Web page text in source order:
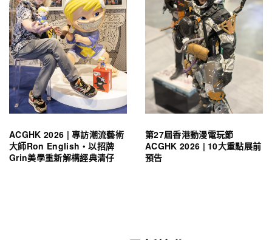
ACGHK 2026 | 專訪潮流藝術
大師Ron English・以招牌
Grin美學重新解構經典清仔
第27屆香港動漫電玩節
ACGHK 2026 | 10大重點展前
預告